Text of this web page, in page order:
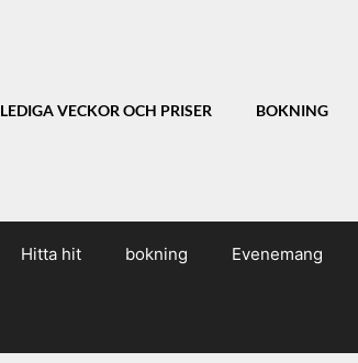
LEDIGA VECKOR OCH PRISER BOKNING
Hitta hit bokning Evenemang